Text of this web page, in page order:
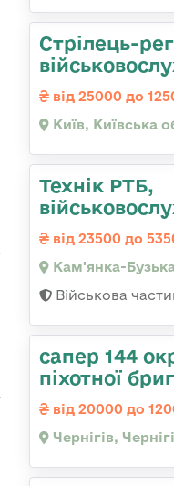
Стpілець-
від 25000 до
Київ, Київська
Технік РТБ,
від 23500 до
Кам'янка-
Військова
сапер 144
піхотної
від 20000 до
Чернігів,